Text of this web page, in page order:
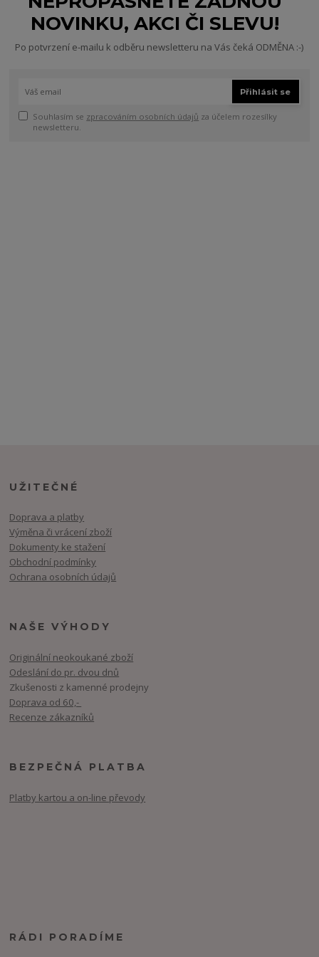
NOVINKU, AKCI ČI SLEVU!
Po potvrzení e-mailu k odběru newsletteru na Vás čeká ODMĚNA :-)
Přihlásit se
Souhlasím se zpracováním osobních údajů za účelem rozesílky
newsletteru.
UŽITEČNÉ
Doprava a platby
Výměna či vrácení zboží
Dokumenty ke stažení
Obchodní podmínky
Ochrana osobních údajů
NAŠE VÝHODY
Originální neokoukané zboží
Odeslání do pr. dvou dnů
Zkušenosti z kamenné prodejny
Doprava od 60,-
Recenze zákazníků
BEZPEČNÁ PLATBA
Platby kartou a on-line převody
RÁDI PORADÍME